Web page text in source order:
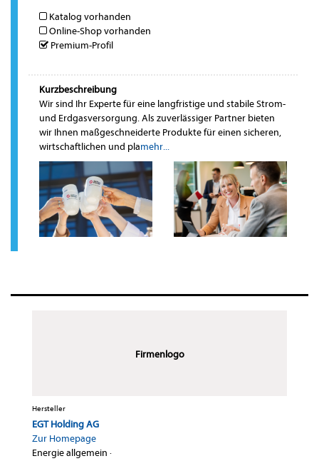
Katalog vorhanden
Online-Shop vorhanden
Premium-Profil
Kurzbeschreibung
Wir sind Ihr Experte für eine langfristige und stabile Strom-
und Erdgasversorgung. Als zuverlässiger Partner bieten
wir Ihnen maßgeschneiderte Produkte für einen sicheren,
wirtschaftlichen und plamehr...
Firmenlogo
Hersteller
EGT Holding AG
Zur Homepage
Energie allgemein ·